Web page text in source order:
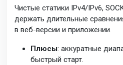
Чистые статики IPv4/IPv6,
держать длительные
в веб-версии и приложении.
Плюсы: аккуратные
быстрый старт.